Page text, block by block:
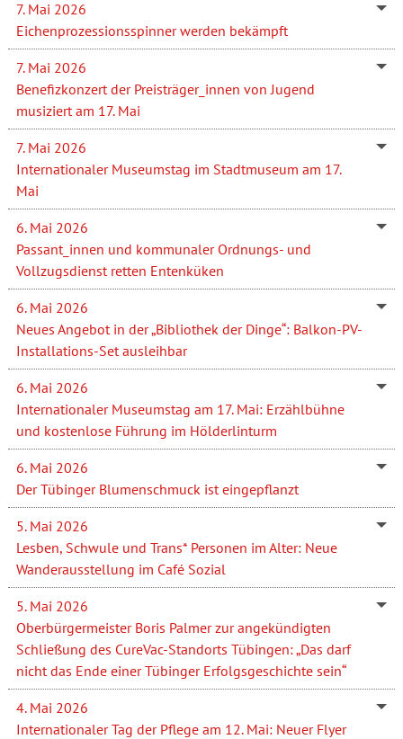
7. Mai 2026
Eichenprozessionsspinner werden bekämpft
7. Mai 2026
Benefizkonzert der Preisträger_innen von Jugend
musiziert am 17. Mai
7. Mai 2026
Internationaler Museumstag im Stadtmuseum am 17.
Mai
6. Mai 2026
Passant_innen und kommunaler Ordnungs- und
Vollzugsdienst retten Entenküken
6. Mai 2026
Neues Angebot in der „Bibliothek der Dinge“: Balkon-PV-
Installations-Set ausleihbar
6. Mai 2026
Internationaler Museumstag am 17. Mai: Erzählbühne
und kostenlose Führung im Hölderlinturm
6. Mai 2026
Der Tübinger Blumenschmuck ist eingepflanzt
5. Mai 2026
Lesben, Schwule und Trans* Personen im Alter: Neue
Wanderausstellung im Café Sozial
5. Mai 2026
Oberbürgermeister Boris Palmer zur angekündigten
Schließung des CureVac-Standorts Tübingen: „Das darf
nicht das Ende einer Tübinger Erfolgsgeschichte sein“
4. Mai 2026
Internationaler Tag der Pflege am 12. Mai: Neuer Flyer